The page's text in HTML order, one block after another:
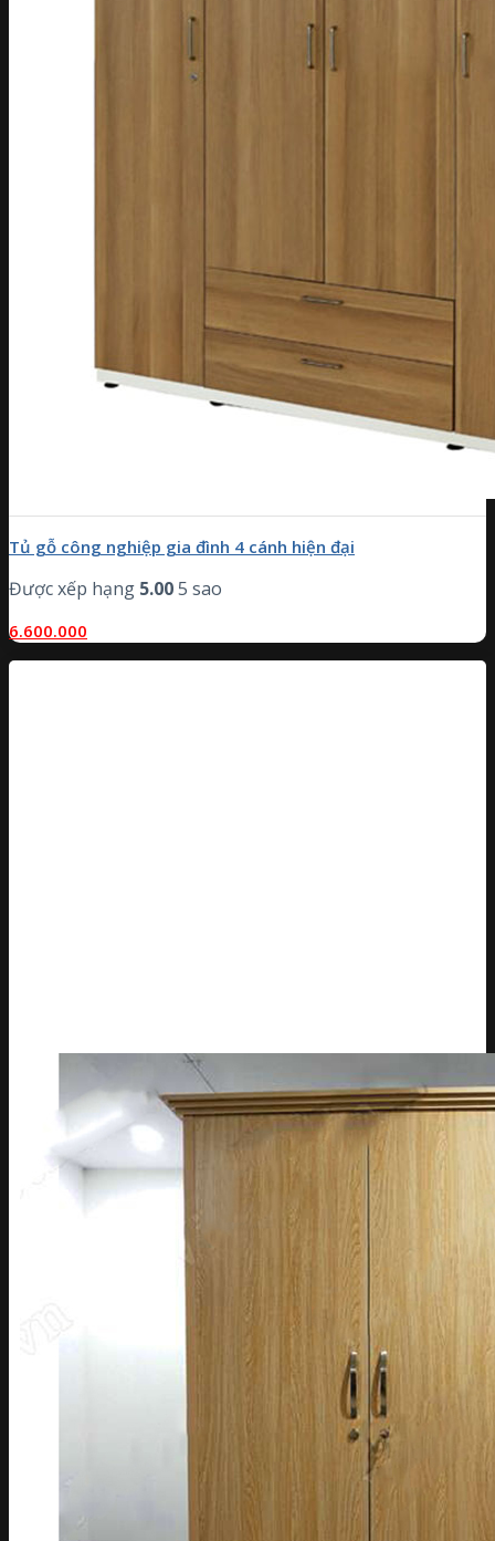
Tủ gỗ công nghiệp gia đình 4 cánh hiện đại
Được xếp hạng 5.005 sao
6.600.000